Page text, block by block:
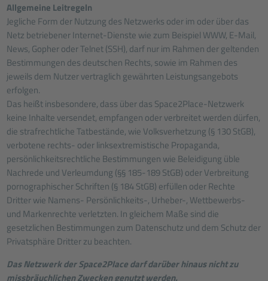
Allgemeine Leitregeln
Jegliche Form der Nutzung des Netzwerks oder im oder über das
Netz betriebener Internet-Dienste wie zum Beispiel WWW, E-Mail,
News, Gopher oder Telnet (SSH), darf nur im Rahmen der geltenden
Bestimmungen des deutschen Rechts, sowie im Rahmen des
jeweils dem Nutzer vertraglich gewährten Leistungsangebots
erfolgen.
Das heißt insbesondere, dass über das Space2Place-Netzwerk
keine Inhalte versendet, empfangen oder verbreitet werden dürfen,
die strafrechtliche Tatbestände, wie Volksverhetzung (§ 130 StGB),
verbotene rechts- oder linksextremistische Propaganda,
persönlichkeitsrechtliche Bestimmungen wie Beleidigung üble
Nachrede und Verleumdung (§§ 185-189 StGB) oder Verbreitung
pornographischer Schriften (§ 184 StGB) erfüllen oder Rechte
Dritter wie Namens- Persönlichkeits-, Urheber-, Wettbewerbs-
und Markenrechte verletzten. In gleichem Maße sind die
gesetzlichen Bestimmungen zum Datenschutz und dem Schutz der
Privatsphäre Dritter zu beachten.
Das Netzwerk der Space2Place darf darüber hinaus nicht zu
missbräuchlichen Zwecken genutzt werden.